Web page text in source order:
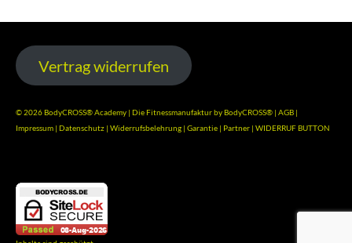
Vertrag widerrufen
© 2026 BodyCROSS® Academy | Die Fitnessmanufaktur by BodyCROSS® | AGB |
Impressum | Datenschutz | Widerrufsbelehrung | Garantie | Partner | WIDERRUF BUTTON